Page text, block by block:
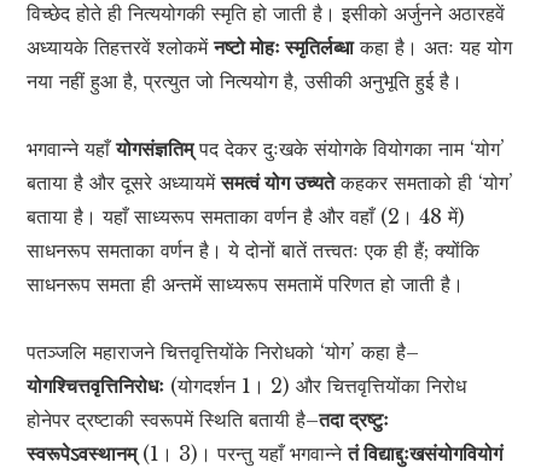
विच्छेद होते ही नित्ययोगकी स्मृति हो जाती है। इसीको अर्जुनने अठारहवें
अध्यायके तिहत्तरवें श्लोकमेंनष्टो मोहः स्मृतिर्लब्धाकहा है। अतः यह योग
नया नहीं हुआ है, प्रत्युत जो नित्ययोग है, उसीकी अनुभूति हुई है।
भगवान्ने यहाँयोगसंज्ञतिम्पद देकर दुःखके संयोगके वियोगका नाम ‘योग’
बताया है और दूसरे अध्यायमेंसमत्वं योग उच्यतेकहकर समताको ही ‘योग’
बताया है। यहाँ साध्यरूप समताका वर्णन है और वहाँ (2। 48 में)
साधनरूप समताका वर्णन है। ये दोनों बातें तत्त्वतः एक ही हैं; क्योंकि
साधनरूप समता ही अन्तमें साध्यरूप समतामें परिणत हो जाती है।
पतञ्जलि महाराजने चित्तवृत्तियोंके निरोधको ‘योग’ कहा है–
योगश्चित्तवृत्तिनिरोधः (योगदर्शन 1। 2) और चित्तवृत्तियोंका निरोध
होनेपर द्रष्टाकी स्वरूपमें स्थिति बतायी है–तदा द्रष्टुः
स्वरूपेऽवस्थानम्(1। 3)। परन्तु यहाँ भगवान्नेतं विद्याद्दुःखसंयोगवियोगं